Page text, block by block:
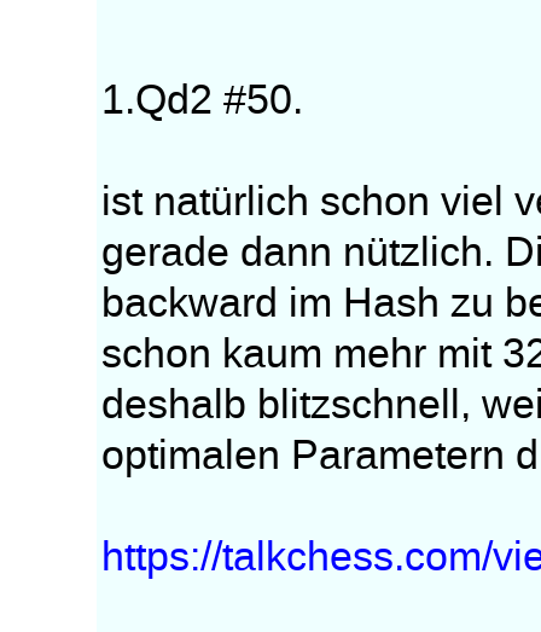
1.Qd2 #50.
ist natürlich schon viel
gerade dann nützlich.
backward im Hash zu
schon kaum mehr mit
deshalb blitzschnell,
optimalen Parametern
https://talkchess.com/